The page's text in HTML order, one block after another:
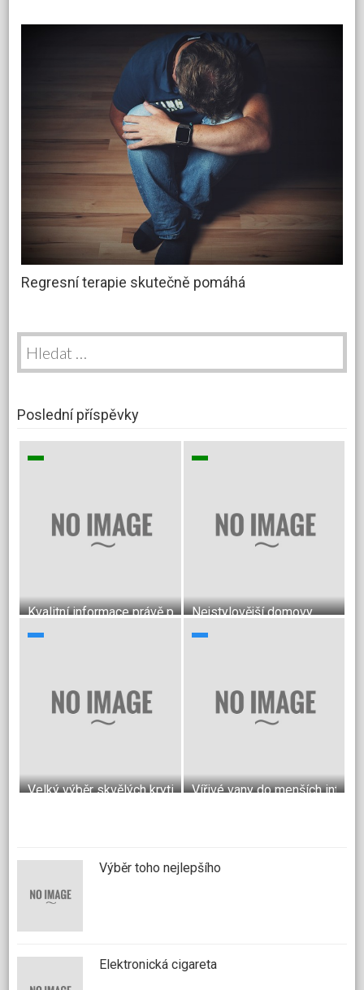
Regresní terapie skutečně pomáhá
Vyhledávání
Poslední příspěvky
Kvalitní informace právě pro vásNejstylovější domovy
Velký výběr skvělých krytin do bytuVířivé vany do menších
Výběr toho nejlepšího
Elektronická cigareta